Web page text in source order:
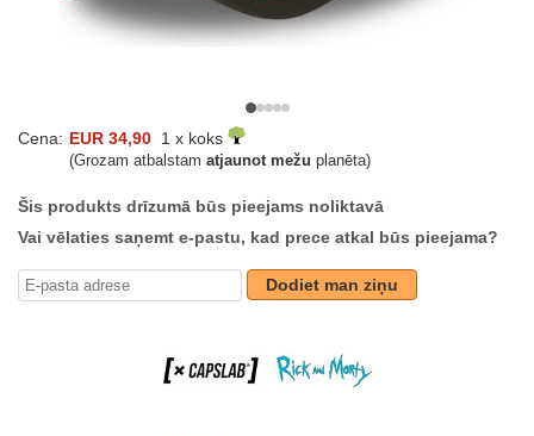
Cena: EUR 34,90 1 x koks
(Grozam atbalstam atjaunot mežu planēta)
Šis produkts drīzumā būs pieejams noliktavā
Vai vēlaties saņemt e-pastu, kad prece atkal būs pieejama?
Dodiet man ziņu